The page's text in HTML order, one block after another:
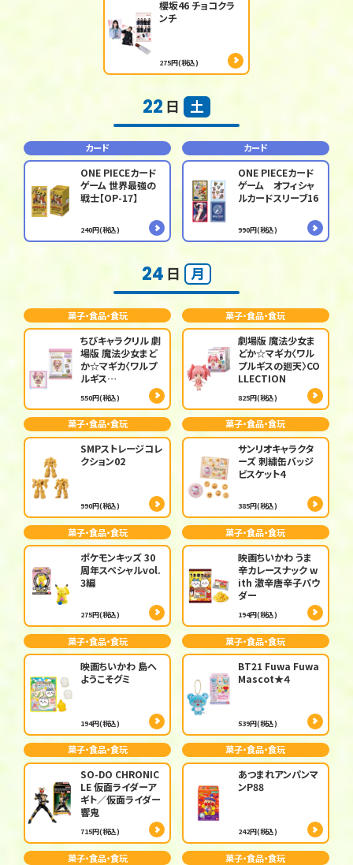
櫻坂46 チョコクラ
ンチ
275円(税込)
22 日 土
カード
ONE PIECEカード
ゲーム 世界最強の
戦士【OP-17】
240円(税込)
カード
ONE PIECEカード
ゲーム オフィシャ
ルカードスリーブ16
990円(税込)
24 日 月
菓子・食品・食玩
ちびキャラクリル 劇
場版 魔法少女まど
か☆マギカ〈ワルプ
ルギス…
550円(税込)
菓子・食品・食玩
劇場版 魔法少女ま
どか☆マギカ〈ワル
プルギスの廻天〉CO
LLECTION
825円(税込)
菓子・食品・食玩
SMPストレージコレ
クション02
990円(税込)
菓子・食品・食玩
サンリオキャラクタ
ーズ 刺繍缶バッジ
ビスケット4
385円(税込)
菓子・食品・食玩
ポケモンキッズ 30
周年スペシャルvol.
3編
275円(税込)
菓子・食品・食玩
映画ちいかわ うま
辛カレースナック w
ith 激辛唐辛子パウ
ダー
194円(税込)
菓子・食品・食玩
映画ちいかわ 島へ
ようこそグミ
194円(税込)
菓子・食品・食玩
BT21 Fuwa Fuwa
Mascot★４
539円(税込)
菓子・食品・食玩
SO-DO CHRONIC
LE 仮面ライダーア
ギト／仮面ライダー
響鬼
715円(税込)
菓子・食品・食玩
あつまれアンパンマ
ンP88
242円(税込)
菓子・食品・食玩 菓子・食品・食玩